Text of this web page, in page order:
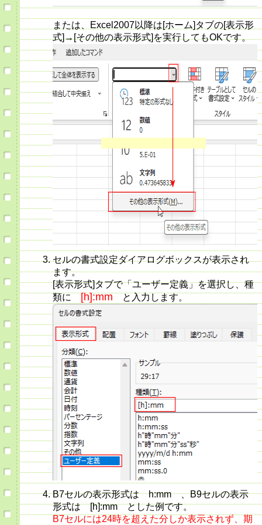
または、Excel2007以降は[ホーム]タブの[表示形
式]→[その他の表示形式]を実行してもOKです。
セルの書式設定ダイアログボックスが表示され
ます。
[表示形式]タブで「ユーザー定義」を選択し、種
類に [h]:mm と入力します。
B7セルの表示形式は h:mm 、B9セルの表示
形式は [h]:mm とした例です。
B7セルには24時を超えた分しか表示されず、期